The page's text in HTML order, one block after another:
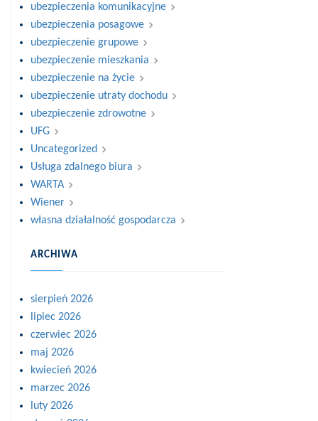
ubezpieczenia komunikacyjne
ubezpieczenia posagowe
ubezpieczenie grupowe
ubezpieczenie mieszkania
ubezpieczenie na życie
ubezpieczenie utraty dochodu
ubezpieczenie zdrowotne
UFG
Uncategorized
Usługa zdalnego biura
WARTA
Wiener
własna działalność gospodarcza
ARCHIWA
sierpień 2026
lipiec 2026
czerwiec 2026
maj 2026
kwiecień 2026
marzec 2026
luty 2026